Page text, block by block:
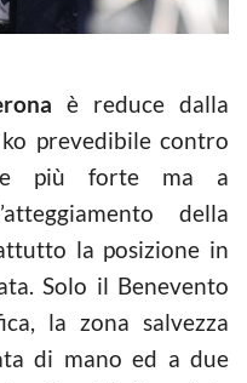
è reduce dalla
prevedibile contro
più forte ma a
della
la posizione in
Solo il Benevento
la zona salvezza
di mano ed a due